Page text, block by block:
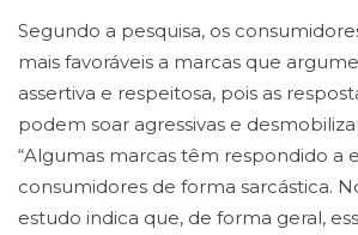
Segundo a pesquisa, os
mais favoráveis a marcas que
assertiva e respeitosa, pois as
podem soar agressivas e
“Algumas marcas têm respondido a
consumidores de forma sarcástica.
estudo indica que, de forma geral,